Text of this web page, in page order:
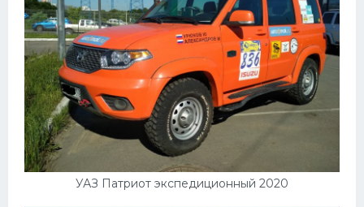
УАЗ Патриот экспедиционный 2020
Ауди
Гараж
Русские авто
Вольво
БМВ
МАЗ